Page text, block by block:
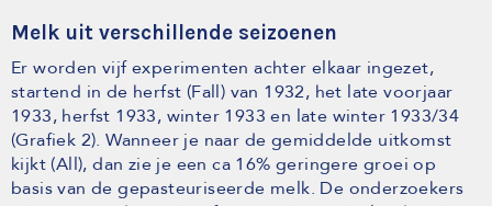
Melk uit verschillende seizoenen
Er worden vijf experimenten achter elkaar ingezet,
startend in de herfst (Fall) van 1932, het late voorjaar
1933, herfst 1933, winter 1933 en late winter 1933/34
(Grafiek 2). Wanneer je naar de gemiddelde uitkomst
kijkt (All), dan zie je een ca 16% geringere groei op
basis van de gepasteuriseerde melk. De onderzoekers